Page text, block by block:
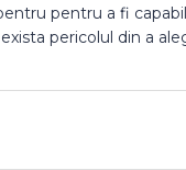
pentru a fi
pericolul din a